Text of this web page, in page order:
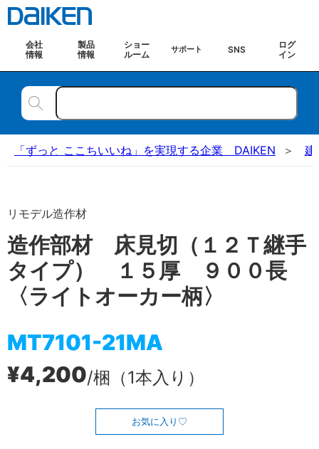
会社
情報
製品
情報
ショー
ルーム
サポート SNS
ログ
イン
「ずっと ここちいいね」を実現する企業 DAIKEN 建
リモデル造作材
造作部材 床見切（１２Ｔ継手
タイプ） １５厚 ９００長
〈ライトオーカー柄〉
MT7101-21MA
¥4,200/梱（1本入り）
お気に入り